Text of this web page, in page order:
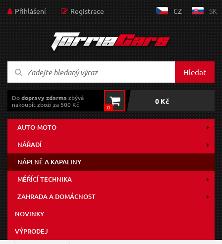
Přihlášení Registrace CZ SK
Hledat
Dodopravy zdarma zbývá
nakoupit zboží za 500 Kč
0
0 Kč
AUTO-MOTO
NÁŘADÍ
NÁPLNĚ A KAPALINY
MĚŘÍCÍ TECHNIKA
ZAHRADA A DOMÁCNOST
NOVINKY
VÝPRODEJ